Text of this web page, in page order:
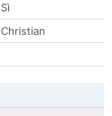
Sì
Christian